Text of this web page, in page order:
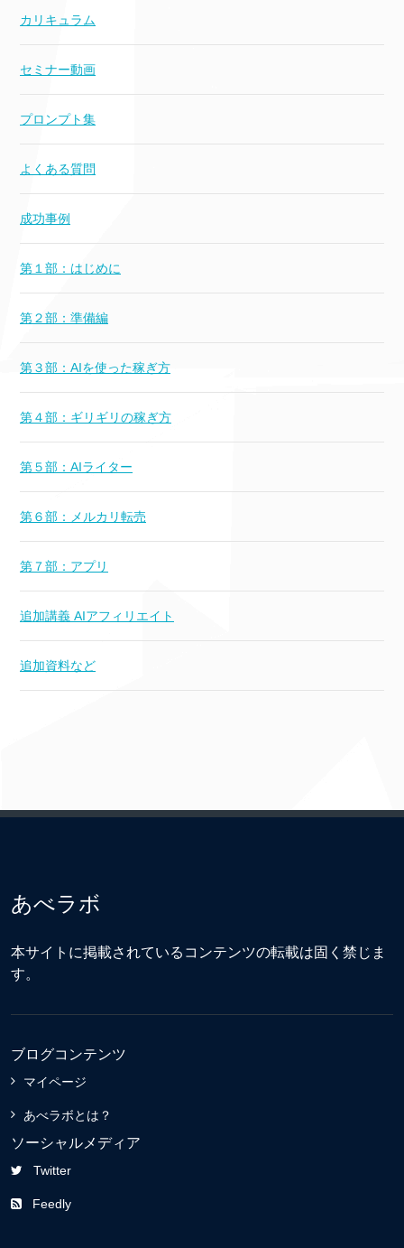
カリキュラム
セミナー動画
プロンプト集
よくある質問
成功事例
第１部：はじめに
第２部：準備編
第３部：AIを使った稼ぎ方
第４部：ギリギリの稼ぎ方
第５部：AIライター
第６部：メルカリ転売
第７部：アプリ
追加講義 AIアフィリエイト
追加資料など
あべラボ
本サイトに掲載されているコンテンツの転載は固く禁じま
す。
ブログコンテンツ
マイページ
あべラボとは？
ソーシャルメディア
Twitter
Feedly